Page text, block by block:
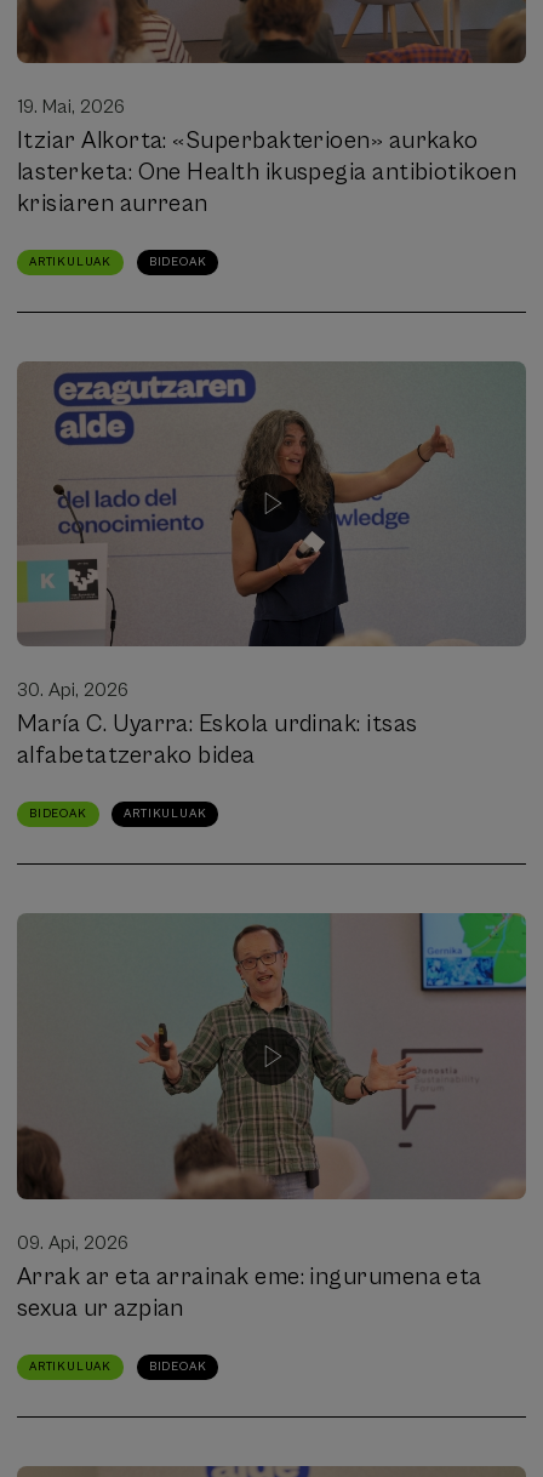
19. Mai, 2026
Itziar Alkorta: «Superbakterioen» aurkako
lasterketa: One Health ikuspegia antibiotikoen
krisiaren aurrean
ARTIKULUAK BIDEOAK
30. Api, 2026
María C. Uyarra: Eskola urdinak: itsas
alfabetatzerako bidea
BIDEOAK ARTIKULUAK
09. Api, 2026
Arrak ar eta arrainak eme: ingurumena eta
sexua ur azpian
ARTIKULUAK BIDEOAK